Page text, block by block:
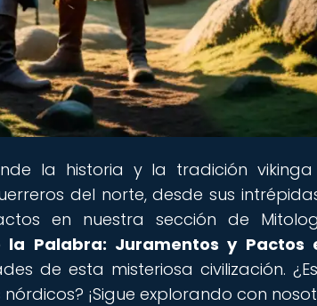
la historia y la tradición
del norte, desde sus
en nuestra sección de
la Palabra: Juramentos y Pactos
de esta misteriosa civilización.
¡Sigue explorando con